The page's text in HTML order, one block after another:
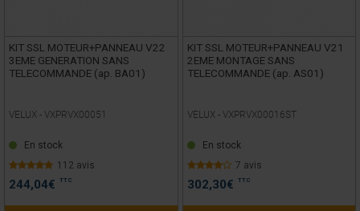
KIT SSL MOTEUR+PANNEAU V22
3EME GENERATION SANS
TELECOMMANDE (ap. BA01)
VELUX - VXPRVX00051
En stock
112 avis
244,04€ TTC
KIT SSL MOTEUR+PANNEAU V21
2EME MONTAGE SANS
TELECOMMANDE (ap. AS01)
VELUX - VXPRVX00016ST
En stock
7 avis
302,30€ TTC